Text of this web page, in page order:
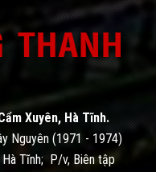
Xuyên, Hà Tĩnh.
Nguyên (1971 - 1974)
Hà Tĩnh; P/v, Biên tập